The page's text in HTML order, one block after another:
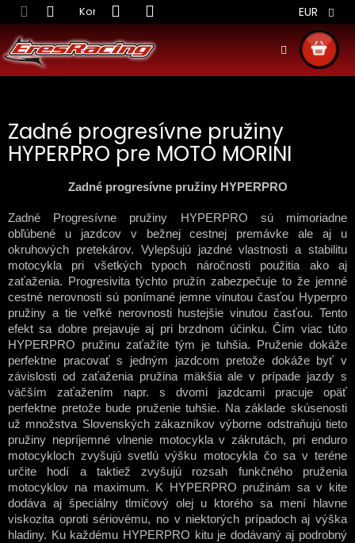
Prejsť
na
obsah
Kontakt Obchodné podmienky Doprava
EUR
KOŠÍK
Zadné progresívne pružiny
HYPERPRO pre MOTO MORINI
Zadné progresívne pružiny HYPERPRO
Zadné Progresívne pružiny HYPERPRO sú mimoriadne
obľúbené u jazdcov v bežnej cestnej premávke ale aj u
okruhových pretekárov. Vylepšujú jazdné vlastnosti a stabilitu
motocykla pri všetkých typoch náročnosti použitia ako aj
zaťaženia. Progresivita týchto pružín zabezpečuje to že jemné
cestné nerovnosti sú ponímané jemne vinutou časťou Hyperpro
pružiny a tie veľké nerovnosti hustejšie vinutou časťou. Tento
efekt sa dobre prejavuje aj pri brzdnom účinku. Čím viac túto
HYPERPRO pružinu zaťažíte tým je tuhšia. Pruženie dokáže
perfektne pracovať s jedným jazdcom pretože dokáže byť v
závislosti od zaťaženia pružina mäkšia ale v prípade jazdy s
väčším zaťažením napr. s dvomi jazdcami pracuje opäť
perfektne pretože bude pruženie tuhšie. Na základe skúsenosti
už množstva Slovenských zákazníkov výborne odstraňujú tieto
pružiny nepríjemné vlnenie motocykla v zákrutách, pri enduro
motocykloch zvyšujú svetlú výšku motocykla čo sa v teréne
určite hodí a taktiež zvyšujú rozsah funkčného pruženia
motocyklov na maximum. K HYPERPRO pružinám sa v kite
dodáva aj špeciálny tlmičový olej u ktorého sa mení hlavne
viskozita oproti sériovému, no v niektorých prípadoch aj výška
hladiny. Ku každému HYPERPRO kitu je dodávaný aj podrobný